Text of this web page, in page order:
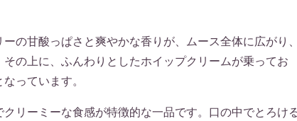
の甘酸っぱさと爽やかな香りが、ムース全体に広がり
の上に、ふんわりとしたホイップクリームが乗ってお
っています。
リーミーな食感が特徴的な一品です。口の中でとろけ